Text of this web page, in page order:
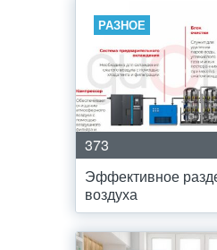
РАЗНОЕ
373
Эффективное
воздуха